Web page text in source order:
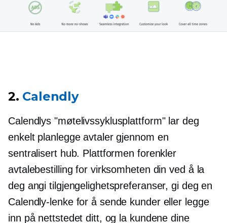
2. Calendly
Calendlys "møtelivssyklusplattform" lar deg
enkelt planlegge avtaler gjennom en
sentralisert hub. Plattformen forenkler
avtalebestilling for virksomheten din ved å la
deg angi tilgjengelighetspreferanser, gi deg en
Calendly-lenke for å sende kunder eller legge
inn på nettstedet ditt, og la kundene dine